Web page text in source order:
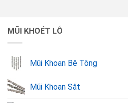
MŨI KHOÉT LỖ
Mũi Khoan Bê Tông
Mũi Khoan Sắt